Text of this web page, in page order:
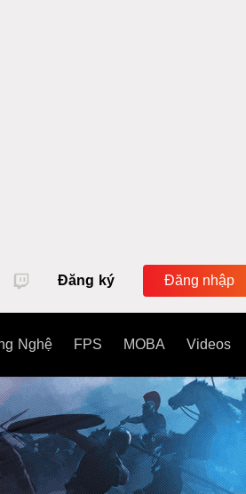
Đăng ký Đăng nhập
Nghệ FPS MOBA Videos